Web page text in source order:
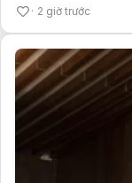
2 giờ trước